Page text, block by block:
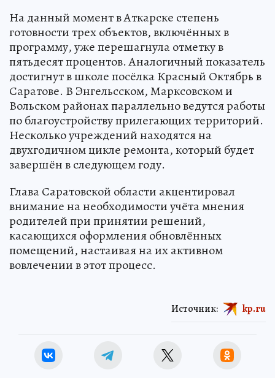
На данный момент в Аткарске степень
готовности трех объектов, включённых в
программу, уже перешагнула отметку в
пятьдесят процентов. Аналогичный показатель
достигнут в школе посёлка Красный Октябрь в
Саратове. В Энгельсском, Марксовском и
Вольском районах параллельно ведутся работы
по благоустройству прилегающих территорий.
Несколько учреждений находятся на
двухгодичном цикле ремонта, который будет
завершён в следующем году.
Глава Саратовской области акцентировал
внимание на необходимости учёта мнения
родителей при принятии решений,
касающихся оформления обновлённых
помещений, настаивая на их активном
вовлечении в этот процесс.
Источник: kp.ru